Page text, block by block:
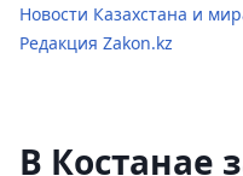
Новости Казахстана и
Редакция Zakon.kz
В Костанае